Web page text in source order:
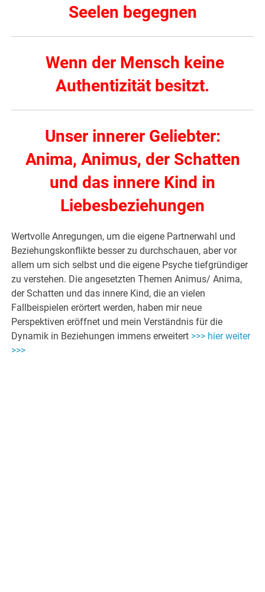
Seelen begegnen
Wenn der Mensch keine
Authentizität besitzt.
Unser innerer Geliebter:
Anima, Animus, der Schatten
und das innere Kind in
Liebesbeziehungen
Wertvolle Anregungen, um die eigene Partnerwahl und
Beziehungskonflikte besser zu durchschauen, aber vor
allem um sich selbst und die eigene Psyche tiefgründiger
zu verstehen. Die angesetzten Themen Animus/ Anima,
der Schatten und das innere Kind, die an vielen
Fallbeispielen erörtert werden, haben mir neue
Perspektiven eröffnet und mein Verständnis für die
Dynamik in Beziehungen immens erweitert >>> hier weiter
>>>